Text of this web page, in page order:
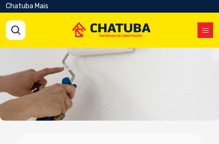
Chatuba Mais